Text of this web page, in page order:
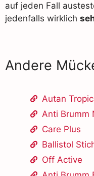
auf jeden Fall
jedenfalls wirklich
Andere
Autan
Anti Brumm
Care Plus
Ballistol
Off Active